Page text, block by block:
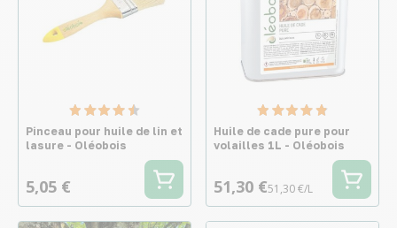
Pinceau pour huile de lin et
lasure - Oléobois
5,05 €
Huile de cade pure pour
volailles 1L - Oléobois
51,30 €51,30 €/L